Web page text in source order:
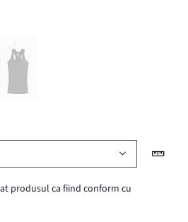
produsul ca fiind conform cu